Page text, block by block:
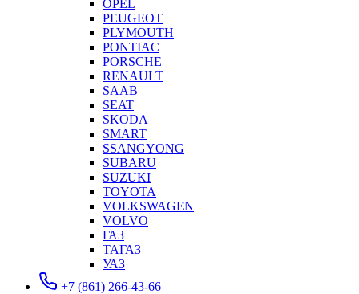
OPEL
PEUGEOT
PLYMOUTH
PONTIAC
PORSCHE
RENAULT
SAAB
SEAT
SKODA
SMART
SSANGYONG
SUBARU
SUZUKI
TOYOTA
VOLKSWAGEN
VOLVO
ГАЗ
ТАГАЗ
УАЗ
+7 (861) 266-43-66